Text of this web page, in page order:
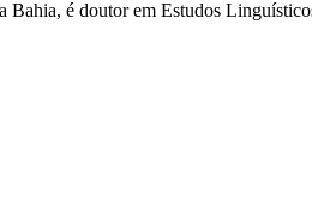
é doutor em Estudos